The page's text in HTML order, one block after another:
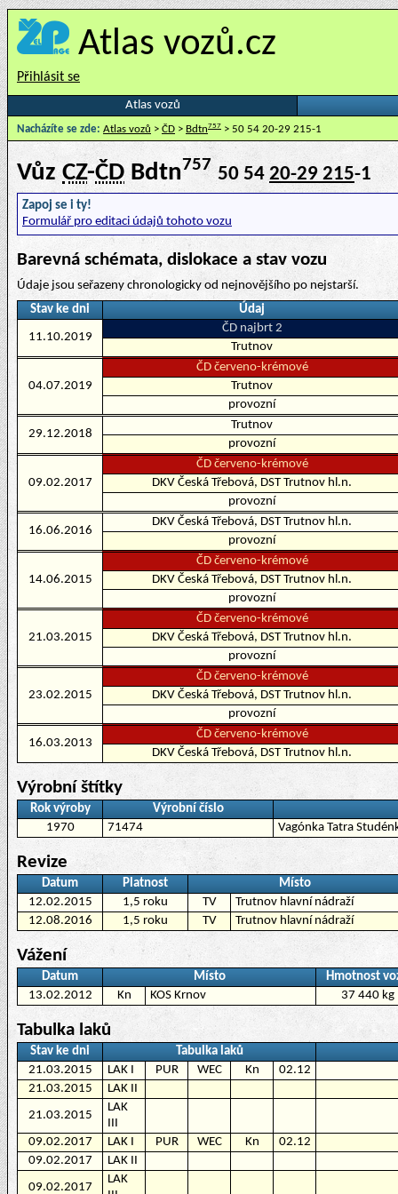
Atlas vozů.cz
Přihlásit se
Atlas vozů
Nacházíte se zde: Atlas vozů > ČD > Bdtn757 > 50 54 20-29 215-1
VůzCZ-ČD Bdtn757 50 54 20-29 215-1
Zapoj se i ty!
Formulář pro editaci údajů tohoto vozu
Barevná schémata, dislokace a stav vozu
Údaje jsou seřazeny chronologicky od nejnovějšího po nejstarší.
Stav ke dni
Údaj
11.10.2019
ČD najbrt 2
Trutnov
04.07.2019
ČD červeno-krémové
Trutnov
provozní
29.12.2018
Trutnov
provozní
09.02.2017
ČD červeno-krémové
DKV Česká Třebová, DST Trutnov hl.n.
provozní
16.06.2016
DKV Česká Třebová, DST Trutnov hl.n.
provozní
14.06.2015
ČD červeno-krémové
DKV Česká Třebová, DST Trutnov hl.n.
provozní
21.03.2015
ČD červeno-krémové
DKV Česká Třebová, DST Trutnov hl.n.
provozní
23.02.2015
ČD červeno-krémové
DKV Česká Třebová, DST Trutnov hl.n.
provozní
16.03.2013
ČD červeno-krémové
DKV Česká Třebová, DST Trutnov hl.n.
Výrobní štítky
Rok výroby
Výrobní číslo
1970
71474 Vagónka Tatra
Revize
Datum Platnost
Místo
12.02.2015
1,5 roku TV
Trutnov hlavní nádraží
12.08.2016
1,5 roku TV Trutnov hlavní nádraží
Vážení
Datum Místo
Hmotnost
13.02.2012
Kn KOS Krnov 37 440 kg
Tabulka laků
Stav ke dni
Tabulka laků
21.03.2015
LAK I PUR WEC Kn
02.12
21.03.2015
LAK II
21.03.2015
LAK
III
09.02.2017
LAK I PUR WEC Kn
02.12
09.02.2017
LAK II
09.02.2017
LAK